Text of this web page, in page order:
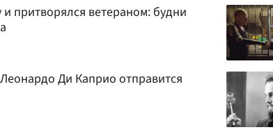
и притворялся ветераном: будни
Ди Каприо отправится